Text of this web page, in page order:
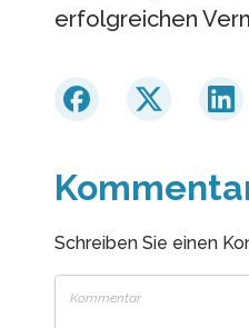
erfolgreichen
Schreiben Sie einen